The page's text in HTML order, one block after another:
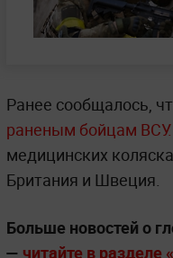
Ранее сообщалось,
раненым бойцам ВСУ.
медицинских
Британия и Швеция.
Больше новостей о
— читайте в разделе